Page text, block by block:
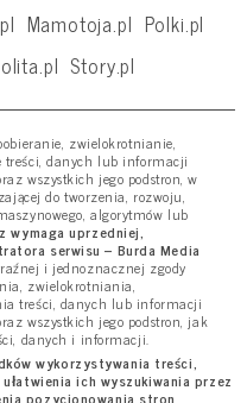
Mamotoja.pl Polki.pl
Story.pl
zwielokrotnianie,
treści, danych lub informacji
wszystkich jego podstron, w
do tworzenia, rozwoju,
algorytmów lub
wymaga uprzedniej,
serwisu – Burda Media
i jednoznacznej zgody
zwielokrotniania,
treści, danych lub informacji
wszystkich jego podstron, jak
danych i informacji.
wykorzystywania treści,
ich wyszukiwania przez